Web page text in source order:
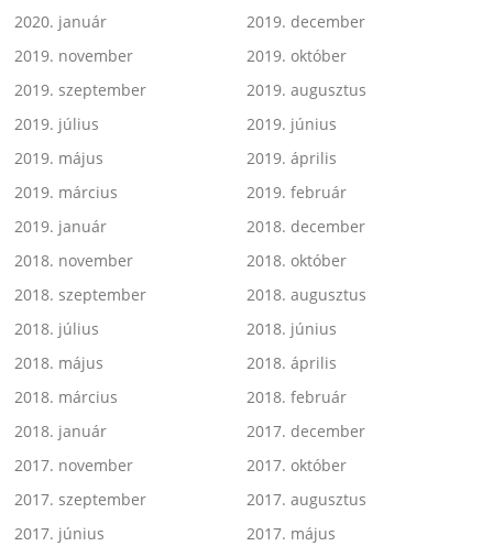
2020. január
2019. december
2019. november
2019. október
2019. szeptember
2019. augusztus
2019. július
2019. június
2019. május
2019. április
2019. március
2019. február
2019. január
2018. december
2018. november
2018. október
2018. szeptember
2018. augusztus
2018. július
2018. június
2018. május
2018. április
2018. március
2018. február
2018. január
2017. december
2017. november
2017. október
2017. szeptember
2017. augusztus
2017. június
2017. május